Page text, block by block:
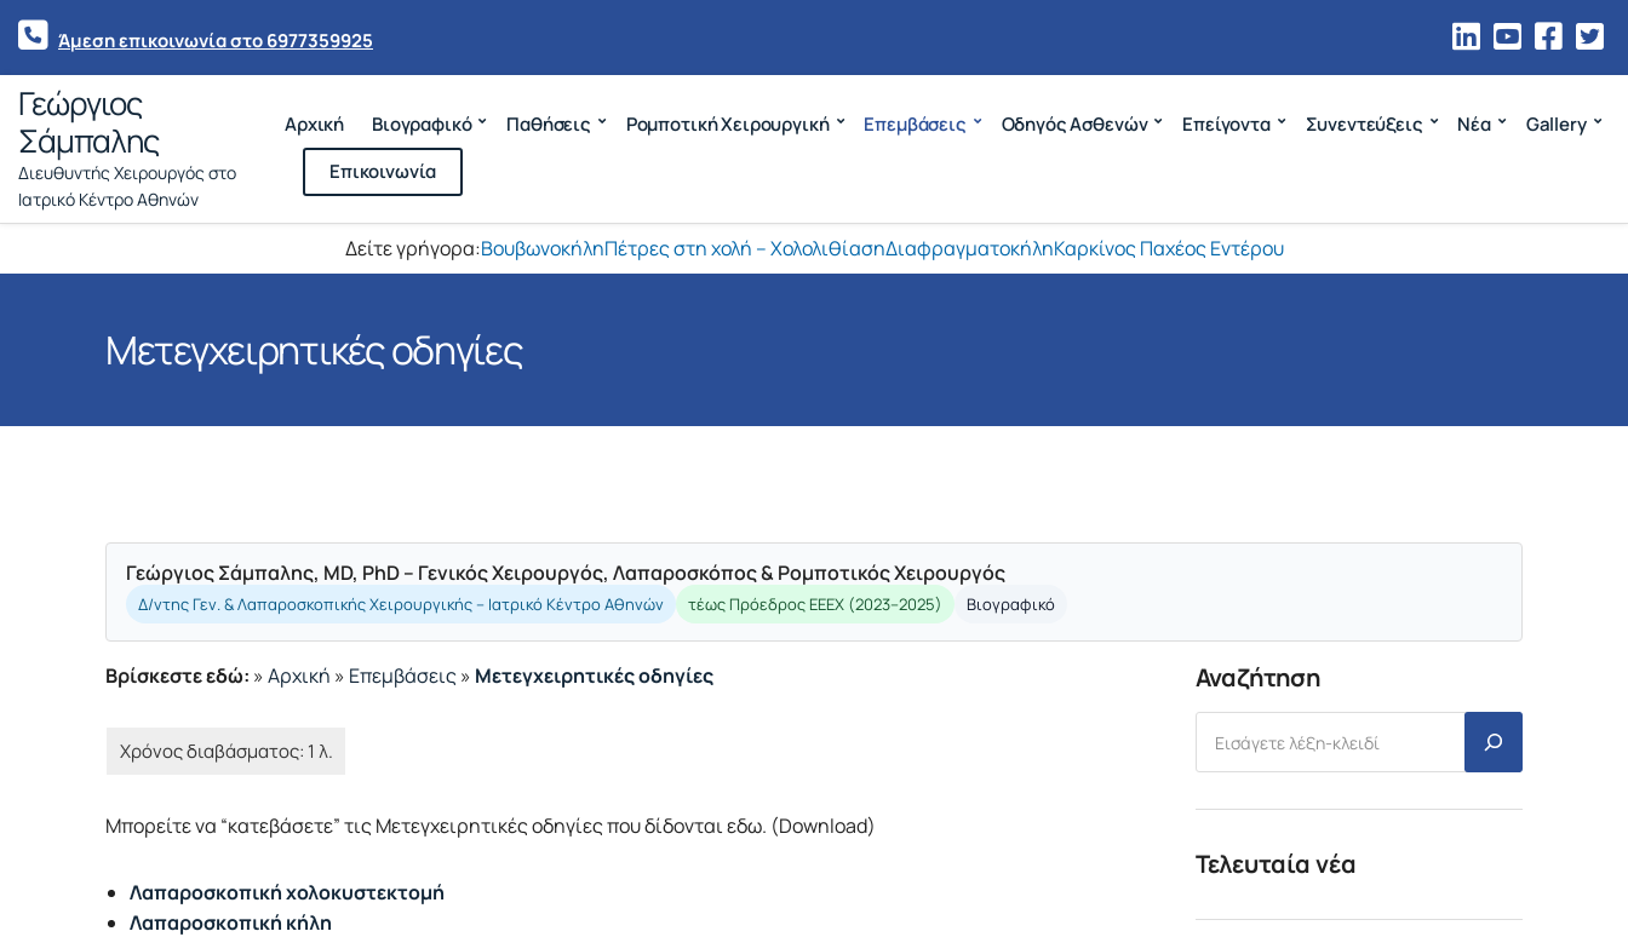
Άμεση επικοινωνία στο 6977359925
Γεώργιος
Σάμπαλης
Διευθυντής Χειρουργός στο
Ιατρικό Κέντρο Αθηνών
Αρχική Βιογραφικό Παθήσεις Ρομποτική Χειρουργική Επεμβάσεις Οδηγός Ασθενών Επείγοντα Συνεντεύξεις Νέα
Gallery
Επικοινωνία
Δείτε γρήγορα:ΒουβωνοκήληΠέτρες στη χολή – ΧολολιθίασηΔιαφραγματοκήληΚαρκίνος Παχέος Εντέρου
Μετεγχειρητικές οδηγίες
Γεώργιος Σάμπαλης, MD, PhD – Γενικός Χειρουργός, Λαπαροσκόπος & Ρομποτικός Χειρουργός
Δ/ντης Γεν. & Λαπαροσκοπικής Χειρουργικής – Ιατρικό Κέντρο Αθηνών τέως Πρόεδρος ΕΕΕΧ (2023–2025) Βιογραφικό
Βρίσκεστε εδώ: »Αρχική » Επεμβάσεις» Μετεγχειρητικές οδηγίες
Μπορείτε να “κατεβάσετε” τις Μετεγχειρητικές οδηγίες που δίδονται εδω. (Download)
Λαπαροσκοπική χολοκυστεκτομή
Λαπαροσκοπική κήλη
Αναζήτηση
Τελευταία νέα